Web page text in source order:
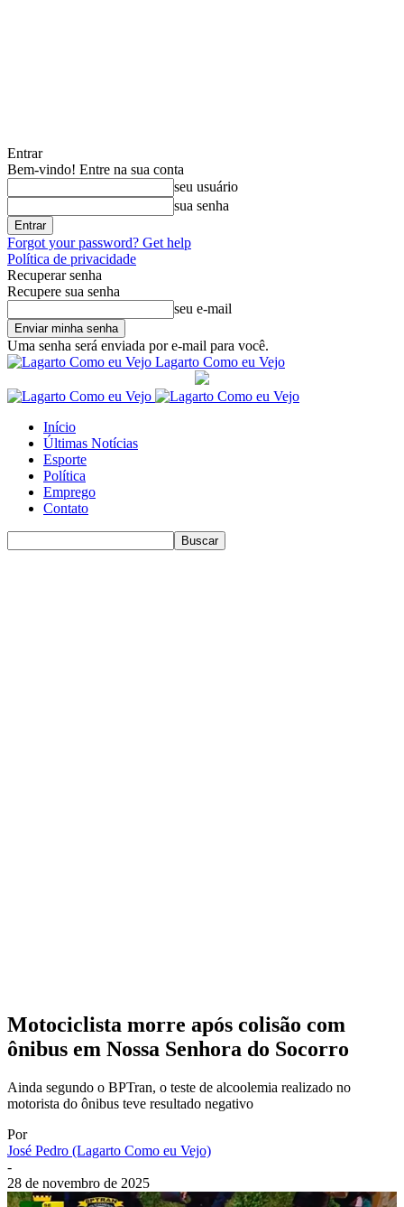
Entrar
Bem-vindo! Entre na sua conta
seu usuário
sua senha
Forgot your password? Get help
Política de privacidade
Recuperar senha
Recupere sua senha
seu e-mail
Uma senha será enviada por e-mail para você.
Lagarto Como eu Vejo
Início
Últimas Notícias
Esporte
Política
Emprego
Contato
Motociclista morre após colisão com
ônibus em Nossa Senhora do Socorro
Ainda segundo o BPTran, o teste de alcoolemia realizado no
motorista do ônibus teve resultado negativo
Por
José Pedro (Lagarto Como eu Vejo)
-
28 de novembro de 2025